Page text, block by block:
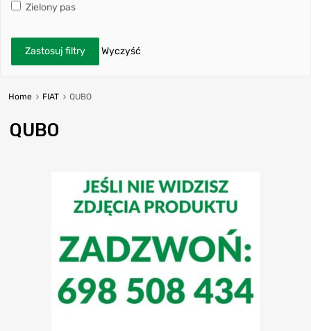
Zielony pas
Zastosuj filtry Wyczyść
Home FIAT QUBO
QUBO